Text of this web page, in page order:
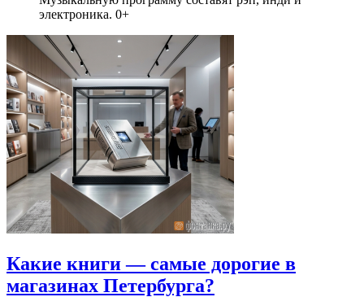
электроника. 0+
Какие книги — самые дорогие в
магазинах Петербурга?